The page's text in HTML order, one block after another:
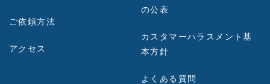
ご依頼方法
アクセス
の公表
カスタマーハラスメント基
本方針
よくある質問